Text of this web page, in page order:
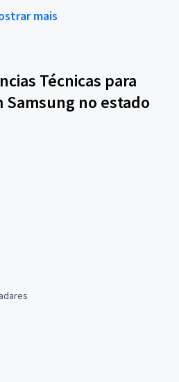
mais
Técnicas para
Samsung no estado